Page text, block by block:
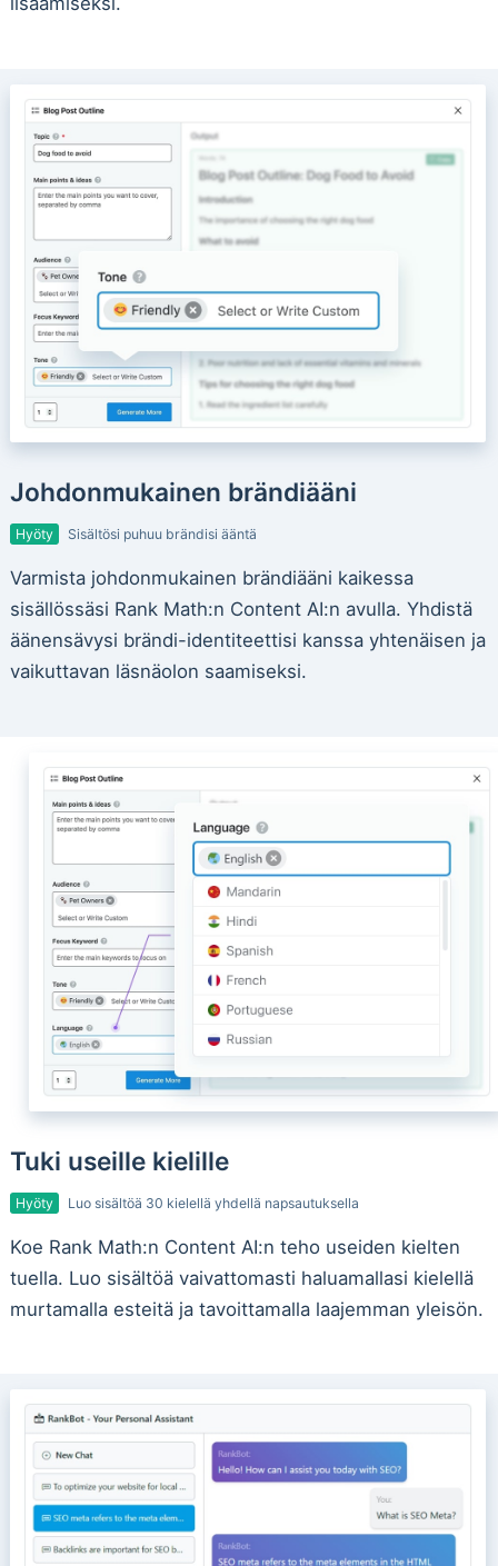
Johdonmukainen brändiääni
Hyöty Sisältösi puhuu brändisi ääntä
Varmista johdonmukainen brändiääni kaikessa
sisällössäsi Rank Math:n Content AI:n avulla. Yhdistä
äänensävysi brändi-identiteettisi kanssa yhtenäisen ja
vaikuttavan läsnäolon saamiseksi.
Tuki useille kielille
Hyöty Luo sisältöä 30 kielellä yhdellä napsautuksella
Koe Rank Math:n Content AI:n teho useiden kielten
tuella. Luo sisältöä vaivattomasti haluamallasi kielellä
murtamalla esteitä ja tavoittamalla laajemman yleisön.